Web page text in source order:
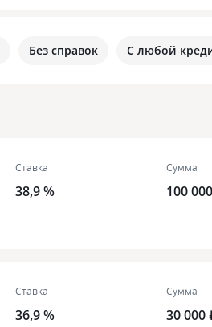
Без справок С любой
Ставка
38,9 %
Сумма
100
Ставка
36,9 %
Сумма
30 000